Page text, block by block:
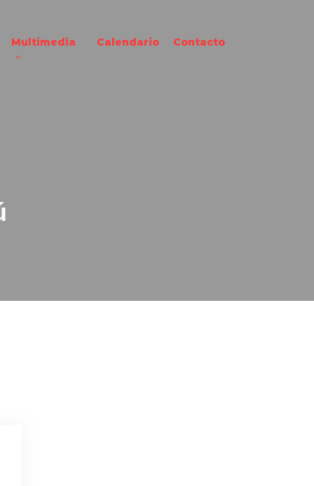
Multimedia Calendario Contacto